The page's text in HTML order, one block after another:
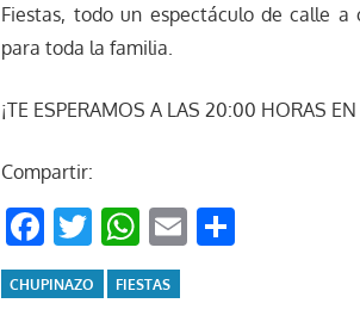
Fiestas, todo un espectáculo de calle
para toda la familia.
¡TE ESPERAMOS A LAS 20:00 HORAS
Compartir:
Facebook
Twitter
WhatsApp
Email
CHUPINAZO FIESTAS